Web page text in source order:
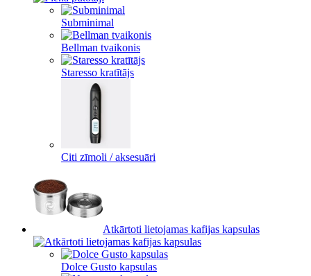
Subminimal
Bellman tvaikonis
Staresso kratītājs
Citi zīmoli / aksesuāri
Atkārtoti lietojamas kafijas kapsulas
Dolce Gusto kapsulas